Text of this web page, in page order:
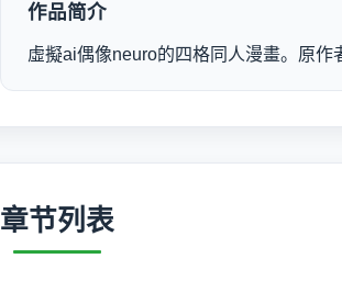
作品简介
虛擬ai偶像neuro的四格同人漫畫。原作
章节列表